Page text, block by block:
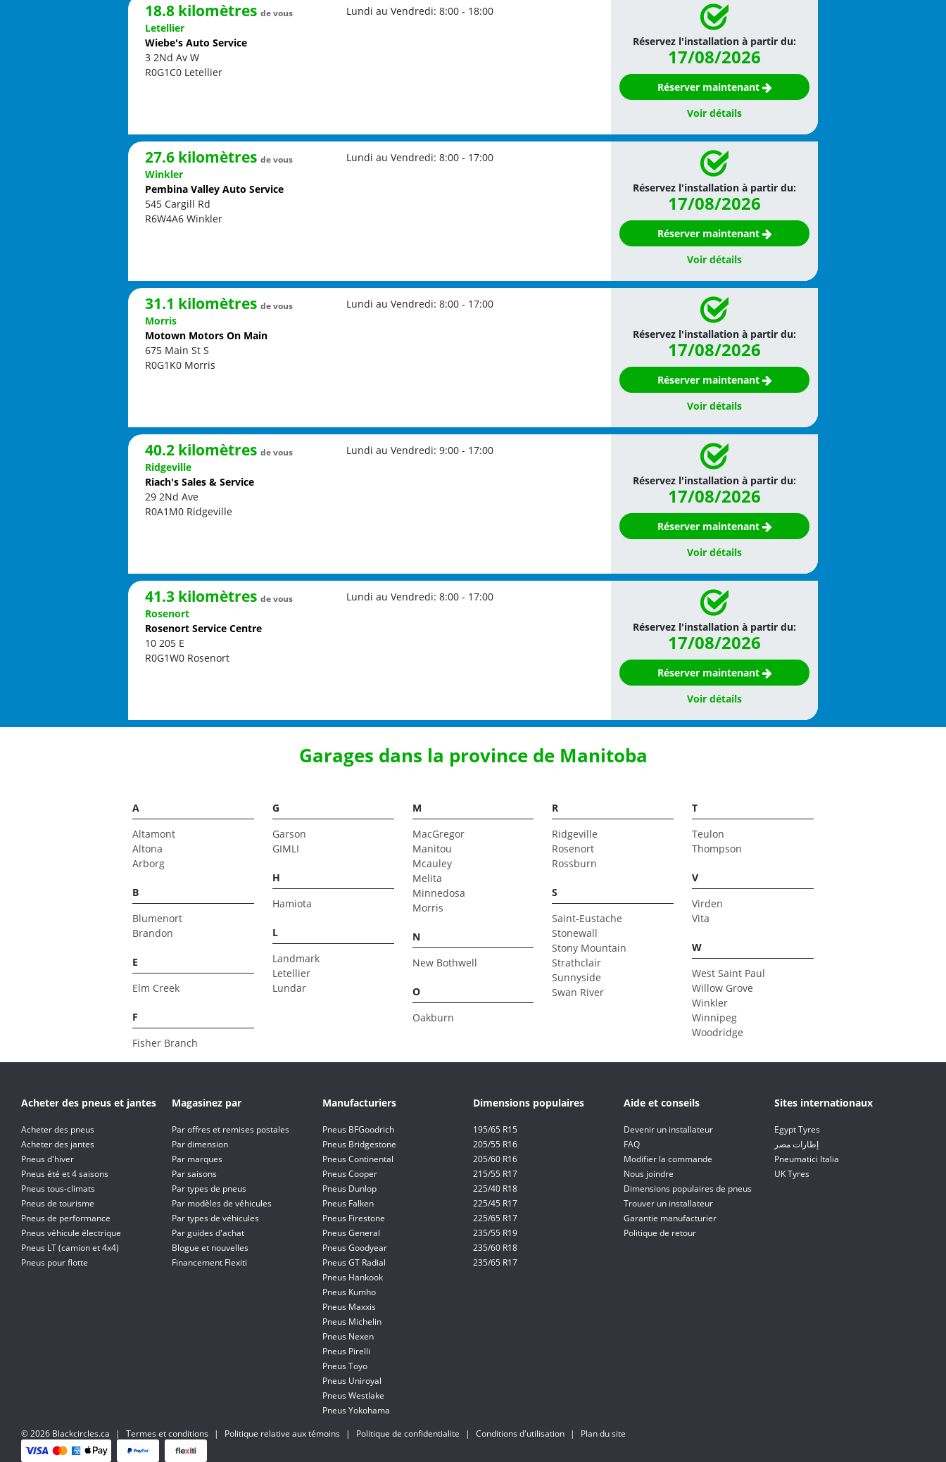
18.8 kilomètres de vous
Letellier
Wiebe's Auto Service
3 2Nd Av W
R0G1C0 Letellier
Lundi au Vendredi: 8:00 - 18:00
Réservez l'installation à partir du:
17/08/2026
Réserver maintenant
Voir détails
27.6 kilomètres de vous
Winkler
Pembina Valley Auto Service
545 Cargill Rd
R6W4A6 Winkler
Lundi au Vendredi: 8:00 - 17:00
Réservez l'installation à partir du:
17/08/2026
Réserver maintenant
Voir détails
31.1 kilomètres de vous
Morris
Motown Motors On Main
675 Main St S
R0G1K0 Morris
Lundi au Vendredi: 8:00 - 17:00
Réservez l'installation à partir du:
17/08/2026
Réserver maintenant
Voir détails
40.2 kilomètres de vous
Ridgeville
Riach's Sales & Service
29 2Nd Ave
R0A1M0 Ridgeville
Lundi au Vendredi: 9:00 - 17:00
Réservez l'installation à partir du:
17/08/2026
Réserver maintenant
Voir détails
41.3 kilomètres de vous
Rosenort
Rosenort Service Centre
10 205 E
R0G1W0 Rosenort
Lundi au Vendredi: 8:00 - 17:00
Réservez l'installation à partir du:
17/08/2026
Réserver maintenant
Voir détails
Garages dans la province de Manitoba
A
Altamont
Altona
Arborg
B
Blumenort
Brandon
E
Elm Creek
F
Fisher Branch
G
Garson
GIMLI
H
Hamiota
L
Landmark
Letellier
Lundar
M
MacGregor
Manitou
Mcauley
Melita
Minnedosa
Morris
N
New Bothwell
O
Oakburn
R
Ridgeville
Rosenort
Rossburn
S
Saint-Eustache
Stonewall
Stony Mountain
Strathclair
Sunnyside
Swan River
T
Teulon
Thompson
V
Virden
Vita
W
West Saint Paul
Willow Grove
Winkler
Winnipeg
Woodridge
Acheter des pneus et jantes
Acheter des pneus
Acheter des jantes
Pneus d'hiver
Pneus été et 4 saisons
Pneus tous-climats
Pneus de tourisme
Pneus de performance
Pneus véhicule électrique
Pneus LT (camion et 4x4)
Pneus pour flotte
Magasinez par
Par offres et remises postales
Par dimension
Par marques
Par saisons
Par types de pneus
Par modèles de véhicules
Par types de véhicules
Par guides d'achat
Blogue et nouvelles
Financement Flexiti
Manufacturiers
Pneus BFGoodrich
Pneus Bridgestone
Pneus Continental
Pneus Cooper
Pneus Dunlop
Pneus Falken
Pneus Firestone
Pneus General
Pneus Goodyear
Pneus GT Radial
Pneus Hankook
Pneus Kumho
Pneus Maxxis
Pneus Michelin
Pneus Nexen
Pneus Pirelli
Pneus Toyo
Pneus Uniroyal
Pneus Westlake
Pneus Yokohama
Dimensions populaires
195/65 R15
205/55 R16
205/60 R16
215/55 R17
225/40 R18
225/45 R17
225/65 R17
235/55 R19
235/60 R18
235/65 R17
Aide et conseils
Devenir un installateur
FAQ
Modifier la commande
Nous joindre
Dimensions populaires de pneus
Trouver un installateur
Garantie manufacturier
Politique de retour
Sites internationaux
Egypt Tyres
إطارات مصر
Pneumatici Italia
UK Tyres
© 2026 Blackcircles.ca | Termes et conditions | Politique relative aux témoins | Politique de confidentialite | Conditions d'utilisation | Plan du site